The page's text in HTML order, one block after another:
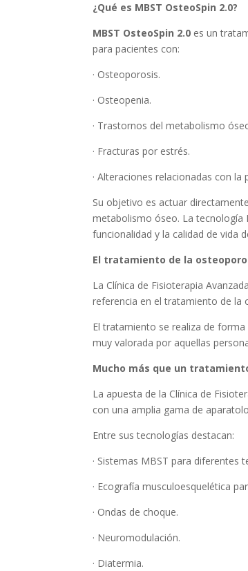
¿Qué es MBST OsteoSpin 2.0?
MBST OsteoSpin 2.0 es un
para pacientes con:
· Osteoporosis.
· Osteopenia.
· Trastornos del metabolismo
· Fracturas por estrés.
· Alteraciones relacionadas con la
Su objetivo es actuar
metabolismo óseo. La tecnología
funcionalidad y la calidad de vida
El tratamiento de la
La Clínica de Fisioterapia
referencia en el tratamiento de la
El tratamiento se realiza de
muy valorada por aquellas
Mucho más que un
La apuesta de la Clínica de
con una amplia gama de
Entre sus tecnologías destacan:
· Sistemas MBST para diferentes
· Ecografía musculoesquelética
· Ondas de choque.
· Neuromodulación.
· Diatermia.